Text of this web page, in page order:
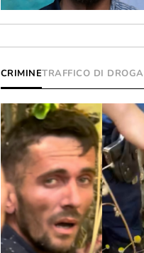
CRIMINETRAFFICO DI DROGA